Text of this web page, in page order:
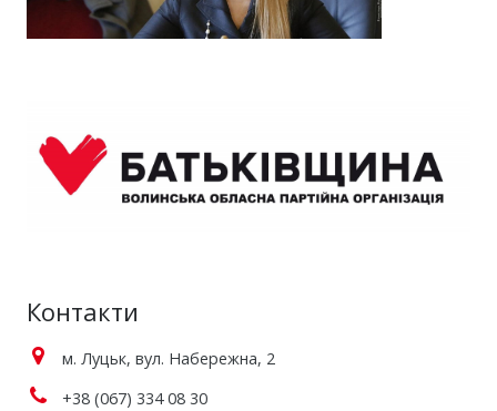
Контакти
м. Луцьк, вул. Набережна, 2
+38 (067) 334 08 30